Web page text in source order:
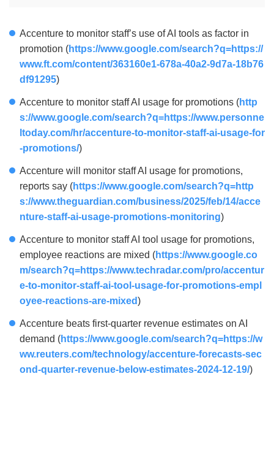
Accenture to monitor staff’s use of AI tools as factor in
promotion (https://www.google.com/search?q=https://
www.ft.com/content/363160e1-678a-40a2-9d7a-18b76
df91295)
Accenture to monitor staff AI usage for promotions (http
s://www.google.com/search?q=https://www.personne
ltoday.com/hr/accenture-to-monitor-staff-ai-usage-for
-promotions/)
Accenture will monitor staff AI usage for promotions,
reports say (https://www.google.com/search?q=http
s://www.theguardian.com/business/2025/feb/14/acce
nture-staff-ai-usage-promotions-monitoring)
Accenture to monitor staff AI tool usage for promotions,
employee reactions are mixed (https://www.google.co
m/search?q=https://www.techradar.com/pro/accentur
e-to-monitor-staff-ai-tool-usage-for-promotions-empl
oyee-reactions-are-mixed)
Accenture beats first-quarter revenue estimates on AI
demand (https://www.google.com/search?q=https://w
ww.reuters.com/technology/accenture-forecasts-sec
ond-quarter-revenue-below-estimates-2024-12-19/)